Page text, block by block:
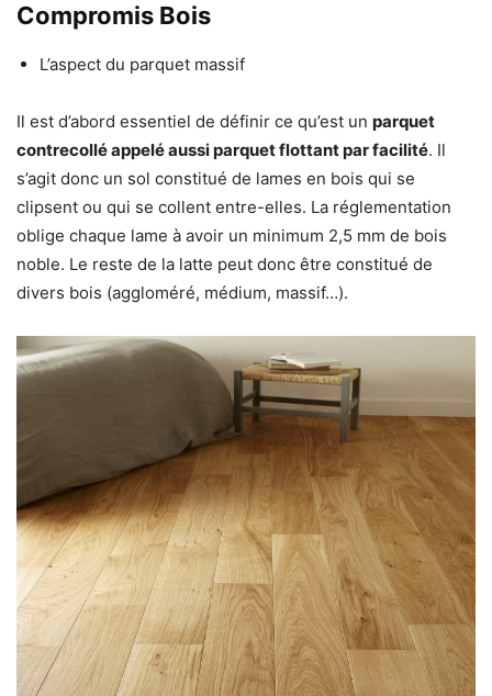
Compromis Bois
L’aspect du parquet massif
Il est d’abord essentiel de définir ce qu’est un parquet
contrecollé appelé aussi parquet flottant par facilité. Il
s’agit donc un sol constitué de lames en bois qui se
clipsent ou qui se collent entre-elles. La réglementation
oblige chaque lame à avoir un minimum 2,5 mm de bois
noble. Le reste de la latte peut donc être constitué de
divers bois (aggloméré, médium, massif…).